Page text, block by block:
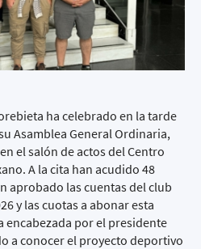
ha celebrado en la tarde
Asamblea General Ordinaria,
el salón de actos del Centro
A la cita han acudido 48
aprobado las cuentas del club
y las cuotas a abonar esta
encabezada por el presidente
a conocer el proyecto deportivo